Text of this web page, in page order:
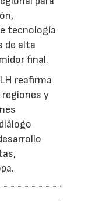
tecnología
de alta
final.
reafirma
regiones y